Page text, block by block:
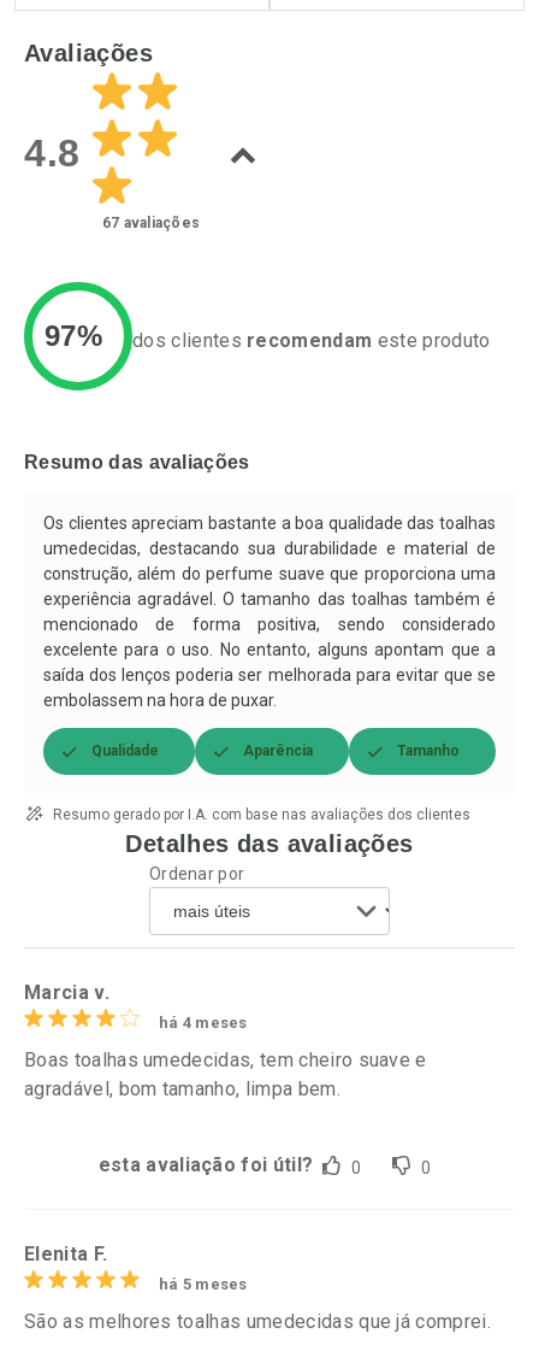
Laboratório
Por R$ 37,25/cada
Por Menos
Comprar sem Desconto
Por R$ 37,25/cada
Por R$ 50,25/cada
Avaliações
4.8
67 avaliações
97% dos clientes recomendam este produto
Resumo das avaliações
Os clientes apreciam bastante a boa qualidade das toalhas
umedecidas, destacando sua durabilidade e material de
construção, além do perfume suave que proporciona uma
experiência agradável. O tamanho das toalhas também é
mencionado de forma positiva, sendo considerado
excelente para o uso. No entanto, alguns apontam que a
saída dos lenços poderia ser melhorada para evitar que se
embolassem na hora de puxar.
Qualidade Aparência Tamanho
Resumo gerado por I.A. com base nas avaliações dos clientes
Detalhes das avaliações
Ordenar por
Marcia v.
há 4 meses
Boas toalhas umedecidas, tem cheiro suave e
agradável, bom tamanho, limpa bem.
esta avaliação foi útil? 0 0
Elenita F.
há 5 meses
São as melhores toalhas umedecidas que já comprei.